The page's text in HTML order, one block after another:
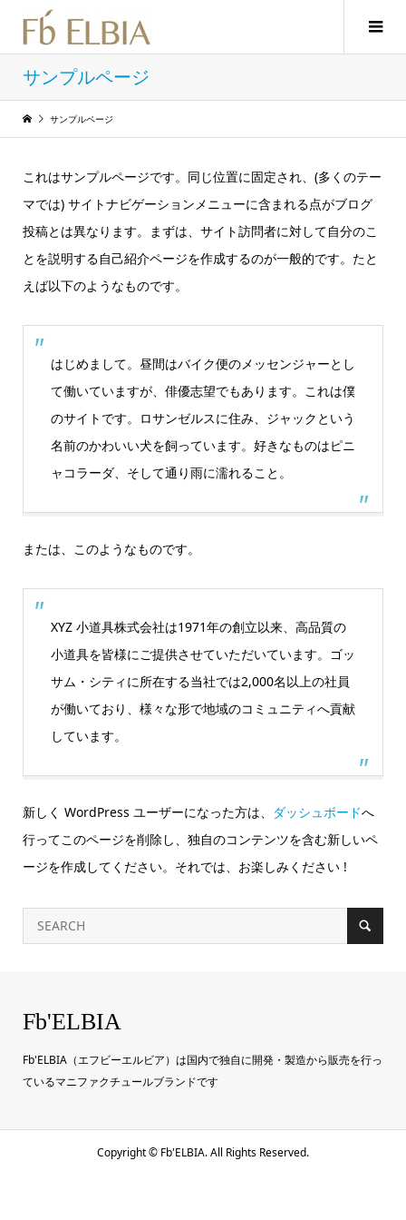
サンプルページ
サンプルページ
これはサンプルページです。同じ位置に固定され、(多くのテー
マでは) サイトナビゲーションメニューに含まれる点がブログ
投稿とは異なります。まずは、サイト訪問者に対して自分のこ
とを説明する自己紹介ページを作成するのが一般的です。たと
えば以下のようなものです。
はじめまして。昼間はバイク便のメッセンジャーとし
て働いていますが、俳優志望でもあります。これは僕
のサイトです。ロサンゼルスに住み、ジャックという
名前のかわいい犬を飼っています。好きなものはピニ
ャコラーダ、そして通り雨に濡れること。
または、このようなものです。
XYZ 小道具株式会社は1971年の創立以来、高品質の
小道具を皆様にご提供させていただいています。ゴッ
サム・シティに所在する当社では2,000名以上の社員
が働いており、様々な形で地域のコミュニティへ貢献
しています。
新しく WordPress ユーザーになった方は、 ダッシュボードへ
行ってこのページを削除し、独自のコンテンツを含む新しいペ
ージを作成してください。それでは、お楽しみください !
Fb'ELBIA
Fb'ELBIA（エフビーエルビア）は国内で独自に開発・製造から販売を行っ
ているマニファクチュールブランドです
Copyright © Fb'ELBIA. All Rights Reserved.